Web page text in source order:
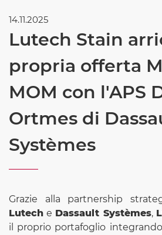
14.11.2025
Lutech Stain
propria offerta
MOM con l'APS
Ortmes di
Systèmes
Grazie alla partnership
Lutech e Dassault Systèmes,
il proprio portafoglio